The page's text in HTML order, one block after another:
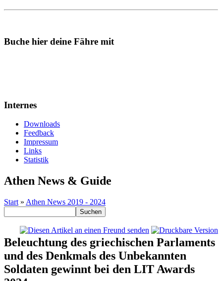
Buche hier deine Fähre mit
Internes
Downloads
Feedback
Impressum
Links
Statistik
Athen News & Guide
Start » Athen News 2019 - 2024
Beleuchtung des griechischen Parlaments
und des Denkmals des Unbekannten
Soldaten gewinnt bei den LIT Awards